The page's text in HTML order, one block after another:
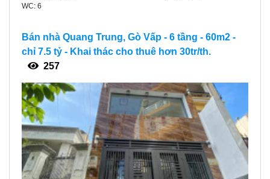
WC: 6
Bán nhà Quang Trung, Gò Vấp - 6 tầng - 60m2 -
chỉ 7.5 tỷ - Khai thác cho thuê hơn 30tr/th.
257